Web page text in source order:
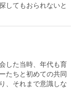
してもおられないと
した当時、年代も育
たちと初めての共同
、それまで意識しな